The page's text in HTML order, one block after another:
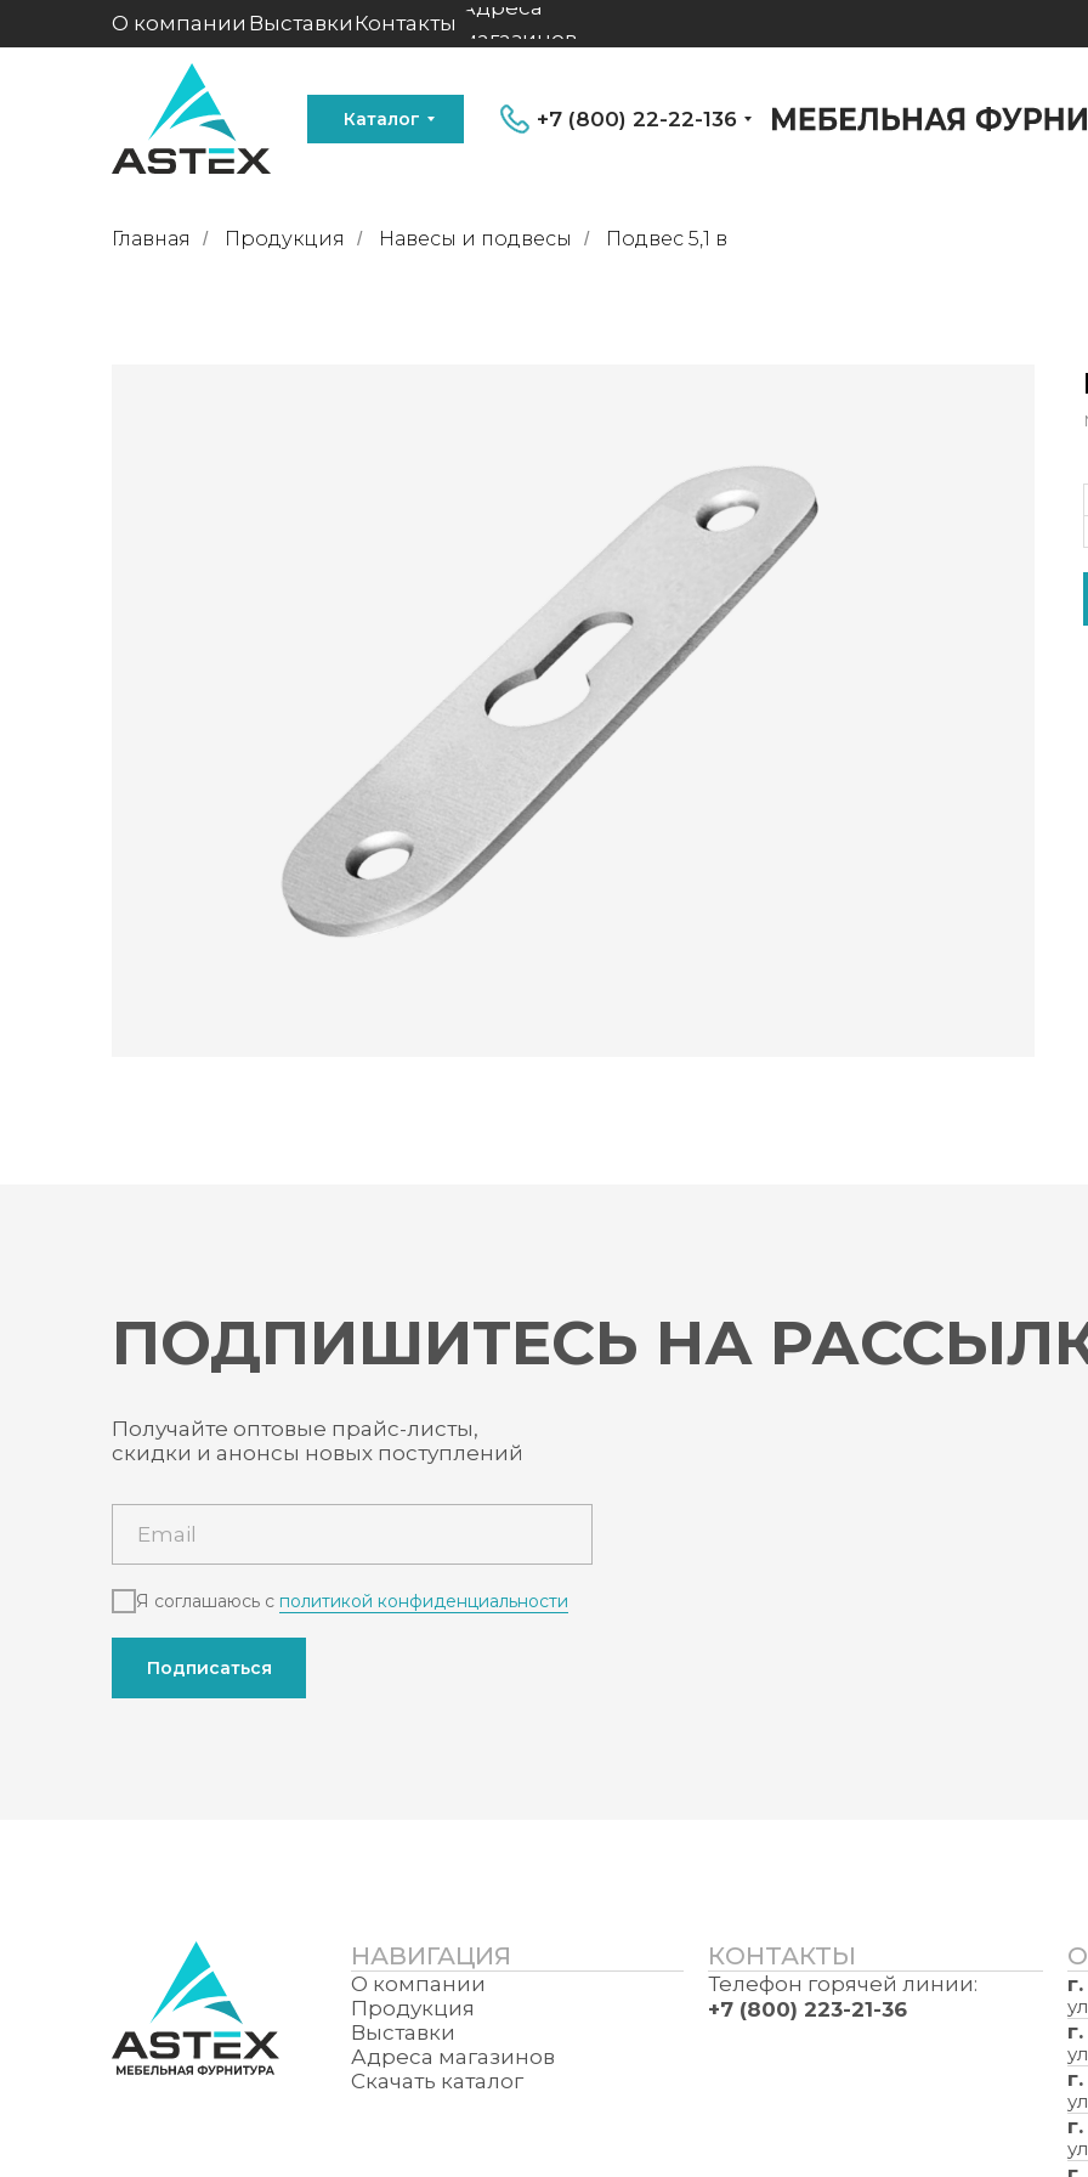
О компании Выставки Контакты
Адреса
магазинов
+7 (800) 22-22-136
Каталог
Главная / Продукция / Навесы и подвесы / Подвес 5,1 в
ПОДПИШИТЕСЬ НА
Получайте оптовые прайс-листы,
скидки и анонсы новых поступлений
Я соглашаюсь с политикой конфиденциальности
Подписаться
НАВИГАЦИЯ
О компании
Продукция
Выставки
Адреса магазинов
Скачать каталог
КОНТАКТЫ
Телефон горячей линии:
+7 (800) 223-21-36